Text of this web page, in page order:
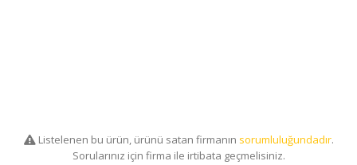
Listelenen bu ürün, ürünü satan firmanın sorumluluğundadır.
Sorularınız için firma ile irtibata geçmelisiniz.